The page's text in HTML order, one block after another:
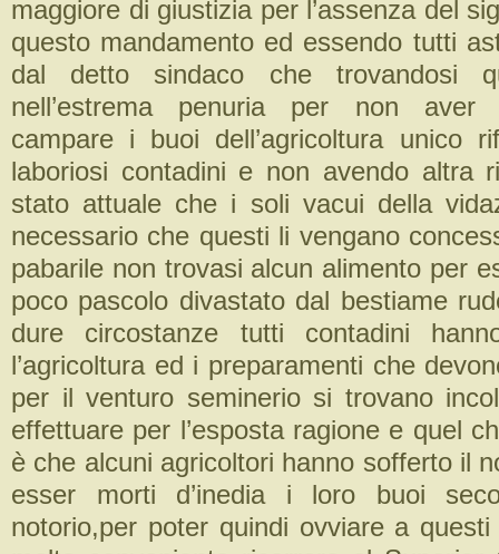
maggiore di giustizia per l’assenza del
questo mandamento ed essendo tutti
dal detto sindaco che trovandosi
nell’estrema penuria per non aver
campare i buoi dell’agricoltura unico
laboriosi contadini e non avendo altra
stato attuale che i soli vacui della
necessario che questi li vengano
pabarile non trovasi alcun alimento per
poco pascolo divastato dal bestiame
dure circostanze tutti contadini
l’agricoltura ed i preparamenti che
per il venturo seminerio si trovano
effettuare per l’esposta ragione e quel
è che alcuni agricoltori hanno sofferto il
esser morti d’inedia i loro buoi
notorio,per poter quindi ovviare a